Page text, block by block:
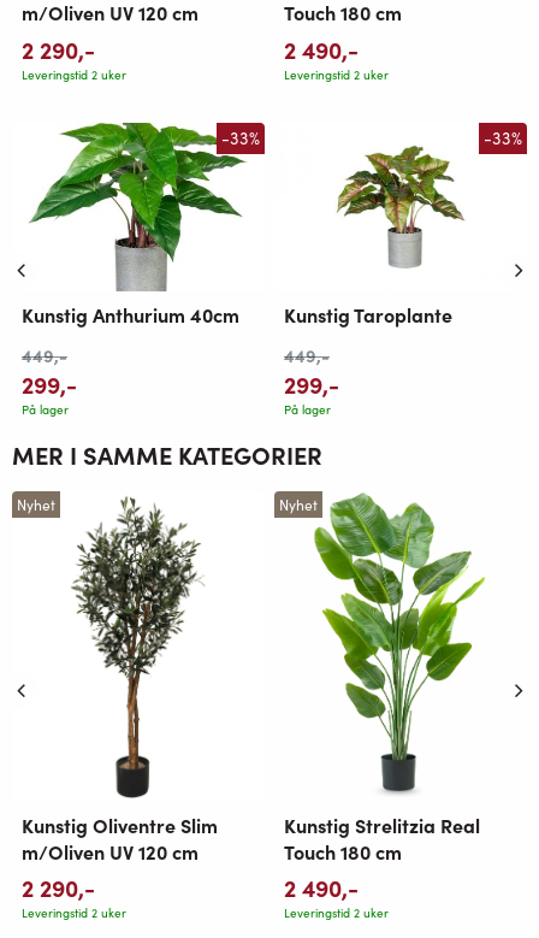
m/Oliven UV 120 cm
2 290,-
Leveringstid 2 uker
Touch 180 cm
2 490,-
Leveringstid 2 uker
-33%
Kunstig Anthurium 40cm
449,-
299,-
På lager
-33%
Kunstig Taroplante
449,-
299,-
På lager
MER I SAMME KATEGORIER
Nyhet
Kunstig Oliventre Slim
m/Oliven UV 120 cm
2 290,-
Leveringstid 2 uker
Nyhet
Kunstig Strelitzia Real
Touch 180 cm
2 490,-
Leveringstid 2 uker